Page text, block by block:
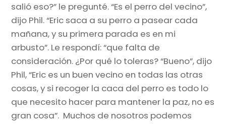
salió eso?” le pregunté. “Es el perro del vecino”,
dijo Phil. “Eric saca a su perro a pasear cada
mañana, y su primera parada es en mi
arbusto”. Le respondí: “que falta de
consideración. ¿Por qué lo toleras? “Bueno”, dijo
Phil, “Eric es un buen vecino en todas las otras
cosas, y si recoger la caca del perro es todo lo
que necesito hacer para mantener la paz, no es
gran cosa”. Muchos de nosotros podemos